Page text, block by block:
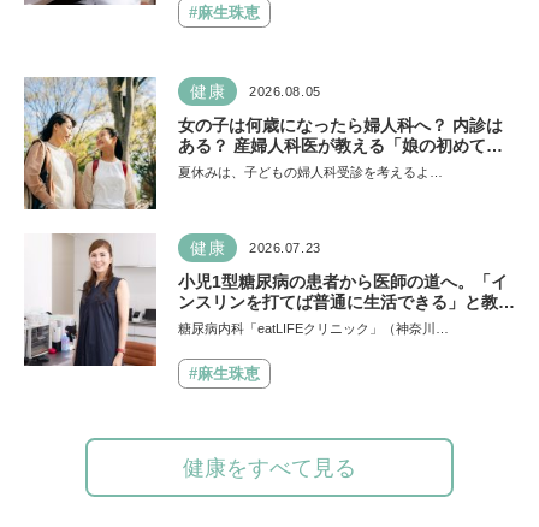
#麻生珠恵
健康 2026.08.05
女の子は何歳になったら婦人科へ？ 内診は
ある？ 産婦人科医が教える「娘の初めての
婦人科受診ガイド」
夏休みは、子どもの婦人科受診を考えるよ…
健康 2026.07.23
小児1型糖尿病の患者から医師の道へ。「イ
ンスリンを打てば普通に生活できる」と教え
てくれた医師と出会い、専門医を目指すよう
糖尿病内科「eatLIFEクリニック」（神奈川…
#麻生珠恵
健康をすべて見る